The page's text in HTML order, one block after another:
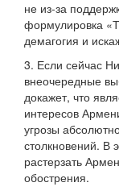
не из-за
формулировка
демагогия и
3. Если сейчас
внеочередные
докажет, что
интересов
угрозы
столкновений. В
растерзать
обострения.